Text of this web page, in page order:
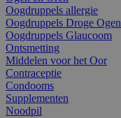
Oogdruppels allergie
Oogdruppels Droge Ogen
Oogdruppels Glaucoom
Ontsmetting
Middelen voor het Oor
Contraceptie
Condooms
Supplementen
Noodpil